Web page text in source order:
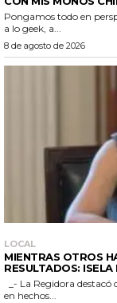
Pongamos todo en
a lo geek, a...
8 de agosto de 2026
LOCAL
MIENTRAS OTROS
RESULTADOS:
en hechos...